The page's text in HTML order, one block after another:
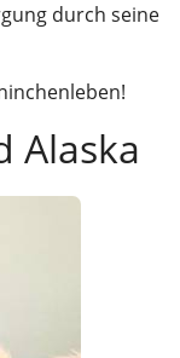
durch seine
Alaska